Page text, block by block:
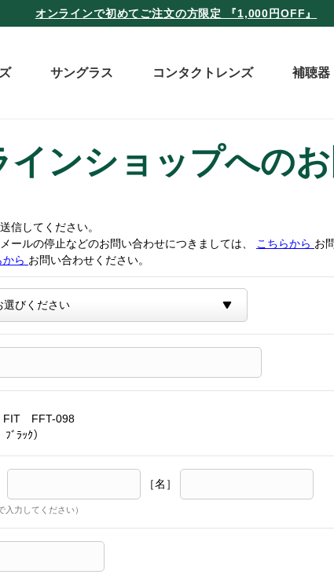
オンラインで初めてご注文の方限定 『1,000円OFF』
サングラス コンタクトレンズ 補聴器
インショップへの
信してください。
ルの停止などのお問い合わせにつきましては、
こちらから お
ら お問い合わせください。
FIT FFT-098
ﾞﾗｯｸ）
［名］
入力してください）